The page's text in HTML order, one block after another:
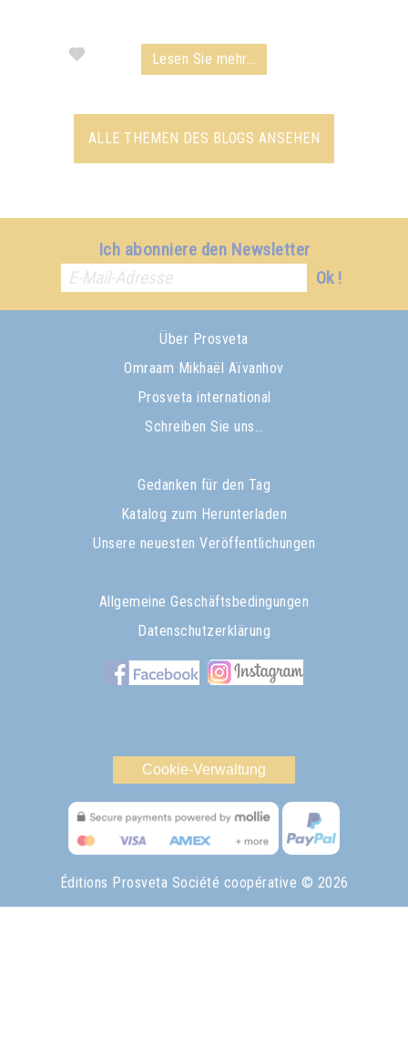
Lesen Sie mehr...
ALLE THEMEN DES BLOGS ANSEHEN
Ich abonniere den Newsletter
Ok !
Über Prosveta
Omraam Mikhaël Aïvanhov
Prosveta international
Schreiben Sie uns…
Gedanken für den Tag
Katalog zum Herunterladen
Unsere neuesten Veröffentlichungen
Allgemeine Geschäftsbedingungen
Datenschutzerklärung
Cookie-Verwaltung
Éditions Prosveta Société coopérative © 2026